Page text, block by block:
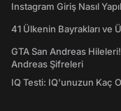
Instagram Giriş Nasıl
41 Ülkenin Bayrakları ve
GTA San Andreas
Andreas Şifreleri
IQ Testi: IQ'unuzun Kaç